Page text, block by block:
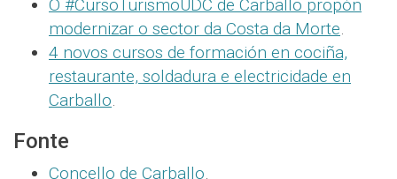
O #CursoTurismoUDC de Carballo propón
modernizar o sector da Costa da Morte.
4 novos cursos de formación en cociña,
restaurante, soldadura e electricidade en
Carballo.
Fonte
Concello de Carballo.